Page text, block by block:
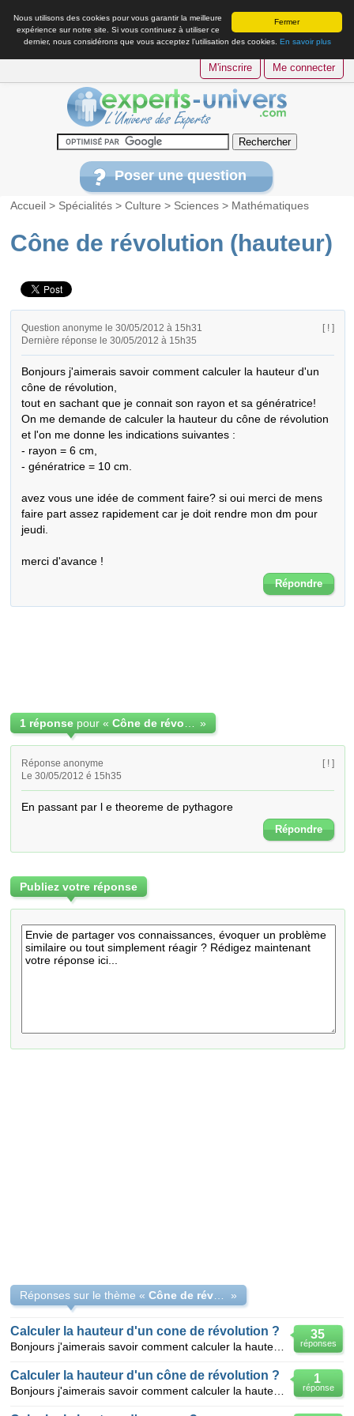
Fermer
Nous utilisons des cookies pour vous garantir la meilleure
expérience sur notre site. Si vous continuez à utiliser ce
dernier, nous considérons que vous acceptez l’utilisation des cookies. En savoir plus
M'inscrire Me connecter
Poser une question
Accueil > Spécialités >Culture > Sciences > Mathématiques
Cône de révolution (hauteur)
Question anonyme le 30/05/2012 à 15h31
Dernière réponse le 30/05/2012 à 15h35
[ ! ]
Bonjours j'aimerais savoir comment calculer la hauteur d'un
cône de révolution,
tout en sachant que je connait son rayon et sa génératrice!
On me demande de calculer la hauteur du cône de révolution
et l'on me donne les indications suivantes :
- rayon = 6 cm,
- génératrice = 10 cm.
avez vous une idée de comment faire? si oui merci de mens
faire part assez rapidement car je doit rendre mon dm pour
jeudi.
merci d'avance !
Répondre
1 réponse pour « »
Réponse anonyme
Le 30/05/2012 é 15h35
[ ! ]
En passant par l e theoreme de pythagore
Répondre
Publiez votre réponse
Réponses sur le thème « »
35
réponses
Calculer la hauteur d'un cone de révolution ?
1
réponse
Calculer la hauteur d'un cône de révolution ?